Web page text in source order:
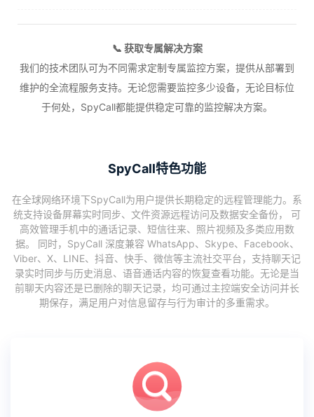
📞 获取专属解决方案
我们的技术团队可为不同需求定制专属监控方案，提供从部署到
维护的全流程服务支持。无论您需要监控多少设备，无论目标位
于何处，SpyCall都能提供稳定可靠的监控解决方案。
SpyCall特色功能
在全球网络环境下SpyCall为用户提供长期稳定的远程管理能力。系
统支持设备屏幕实时同步、文件资源远程访问及数据安全备份， 可
高效管理手机中的通话记录、短信往来、照片视频及多类应用数
据。 同时，SpyCall 深度兼容 WhatsApp、Skype、Facebook、
Viber、X、LINE、抖音、快手、微信等主流社交平台，支持聊天记
录实时同步与历史消息、语音通话内容的恢复查看功能。无论是当
前聊天内容还是已删除的聊天记录，均可通过主控端安全访问并长
期保存，满足用户对信息留存与行为审计的多重需求。